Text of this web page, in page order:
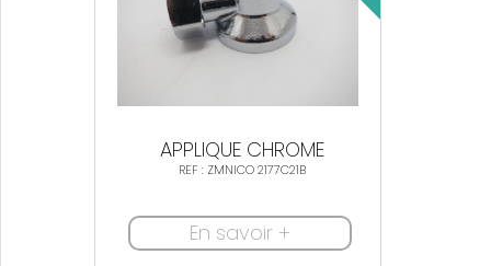
APPLIQUE CHROME
REF : ZMNICO 2177C21B
En savoir +